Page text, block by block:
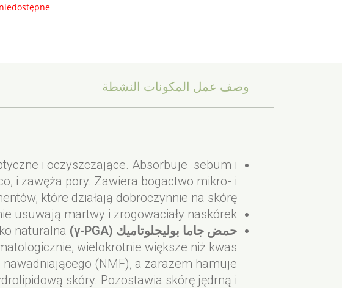
وصف عمل المكونات النشطة
i oczyszczające. Absorbuje sebum i
i zawęża pory. Zawiera bogactwo mikro- i
które działają dobroczynnie na skórę.
usuwają martwy i zrogowaciały naskórek.
حمض جاما بوليجلوتاميك (γ-PGA)
naturalna
wielokrotnie większe niż kwas
(NMF), a zarazem hamuje
skóry. Pozostawia skórę jędrną i
Phytate, Citric Acid, Parfum, Limonene.
عبوات مستحضرات التجميل لدينا قابلة لإعادة